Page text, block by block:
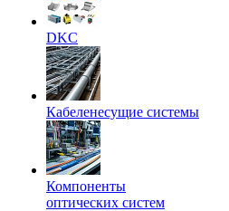
DKC
Кабеленесущие системы
Компоненты
оптических систем